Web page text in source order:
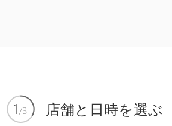
店舗と日時を選ぶ